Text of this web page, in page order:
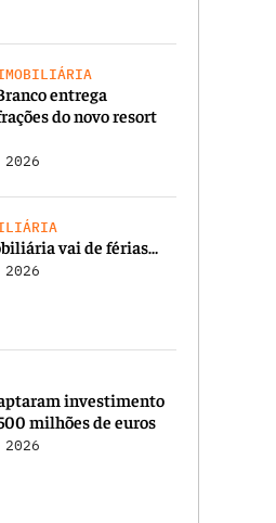
IMOBILIÁRIA
entrega
do novo resort
2026
vai de férias…
2026
investimento
milhões de euros
2026